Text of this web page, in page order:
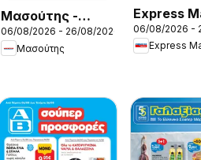
Μασούτης -
Προσφορές
06/08/2026 - 26/08/2026
Μασούτης
Express
06/08/2026 -
Express